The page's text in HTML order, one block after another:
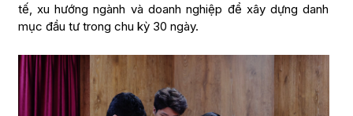
tế, xu hướng ngành và doanh nghiệp để xây dựng danh
mục đầu tư trong chu kỳ 30 ngày.